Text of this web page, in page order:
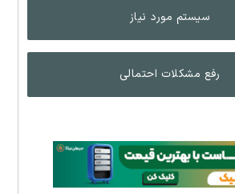
سیستم مورد نیاز
رفع مشکلات احتمالی